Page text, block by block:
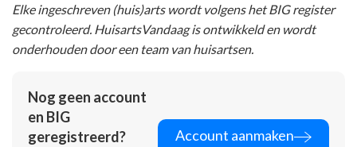
Elke ingeschreven (huis)arts wordt volgens het BIG register
gecontroleerd. HuisartsVandaag is ontwikkeld en wordt
onderhouden door een team van huisartsen.
Nog geen account
en BIG
geregistreerd?
Account aanmaken